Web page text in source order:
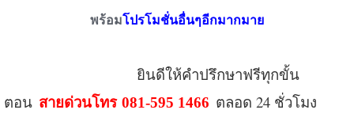
พร้อมโปรโมชั่นอื่นๆอีกมากมาย
ยินดีให้คำปรึกษาฟรีทุกขั้น
ตอน สายด่วนโทร 081-595 1466 ตลอด 24 ชั่วโมง